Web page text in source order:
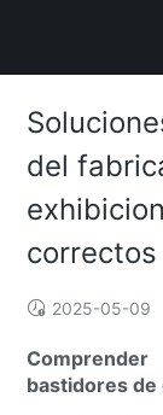
del
correctos
2025-05-09
bastidores